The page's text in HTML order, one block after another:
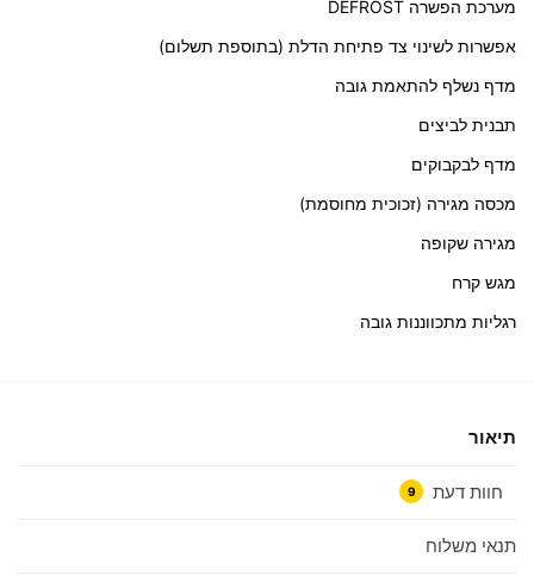
מערכת הפשרה DEFROST
אפשרות לשינוי צד פתיחת הדלת (בתוספת תשלום)
מדף נשלף להתאמת גובה
תבנית לביצים
מדף לבקבוקים
מכסה מגירה (זכוכית מחוסמת)
מגירה שקופה
מגש קרח
רגליות מתכווננות גובה
תיאור
חוות דעת 9
תנאי משלוח